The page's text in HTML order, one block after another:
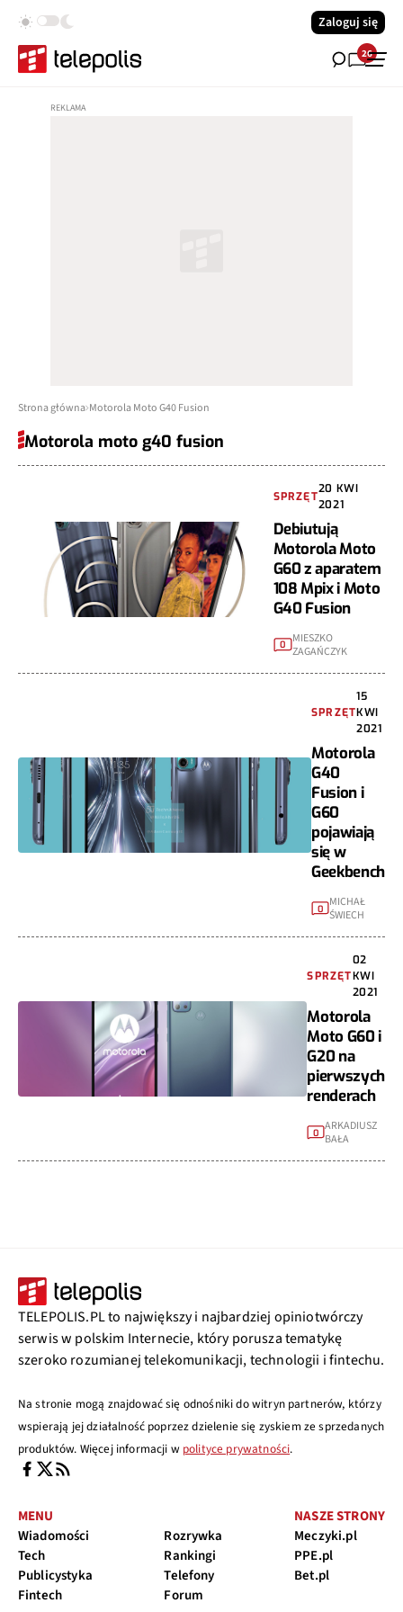
Zaloguj się
26
Strona główna Motorola Moto G40 Fusion
Motorola moto g40 fusion
SPRZĘT
20 KWI
2021
Debiutują
Motorola Moto
G60 z aparatem
108 Mpix i Moto
G40 Fusion
0 MIESZKO
ZAGAŃCZYK
SPRZĘT
15
KWI
2021
Motorola
G40
Fusion i
G60
pojawiają
się w
Geekbench
0
MICHAŁ
ŚWIECH
SPRZĘT
02
KWI
2021
Motorola
Moto G60 i
G20 na
pierwszych
renderach
0 ARKADIUSZ
BAŁA
TELEPOLIS.PL to największy i najbardziej opiniotwórczy
serwis w polskim Internecie, który porusza tematykę
szeroko rozumianej telekomunikacji, technologii i fintechu.
Na stronie mogą znajdować się odnośniki do witryn partnerów, którzy
wspierają jej działalność poprzez dzielenie się zyskiem ze sprzedanych
produktów. Więcej informacji w polityce prywatności.
MENU
Wiadomości
Tech
Publicystyka
Fintech
Rozrywka
Rankingi
Telefony
Forum
NASZE STRONY
Meczyki.pl
PPE.pl
Bet.pl